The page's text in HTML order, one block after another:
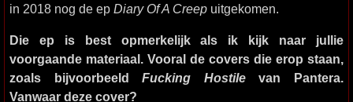
in 2018 nog de ep Diary Of A Creep uitgekomen.
Die ep is best opmerkelijk als ik kijk naar jullie
voorgaande materiaal. Vooral de covers die erop staan,
zoals bijvoorbeeldFucking Hostilevan Pantera.
Vanwaar deze cover?